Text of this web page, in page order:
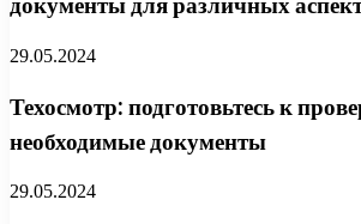
29.05.2024
Техосмотр: подготовьтесь к
необходимые документы
29.05.2024